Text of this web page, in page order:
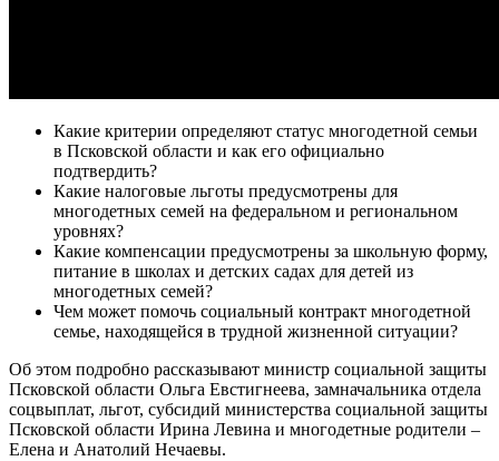
Какие критерии определяют статус многодетной семьи
в Псковской области и как его официально
подтвердить?
Какие налоговые льготы предусмотрены для
многодетных семей на федеральном и региональном
уровнях?
Какие компенсации предусмотрены за школьную форму,
питание в школах и детских садах для детей из
многодетных семей?
Чем может помочь социальный контракт многодетной
семье, находящейся в трудной жизненной ситуации?
Об этом подробно рассказывают министр социальной защиты
Псковской области Ольга Евстигнеева, замначальника отдела
соцвыплат, льгот, субсидий министерства социальной защиты
Псковской области Ирина Левина и многодетные родители –
Елена и Анатолий Нечаевы.